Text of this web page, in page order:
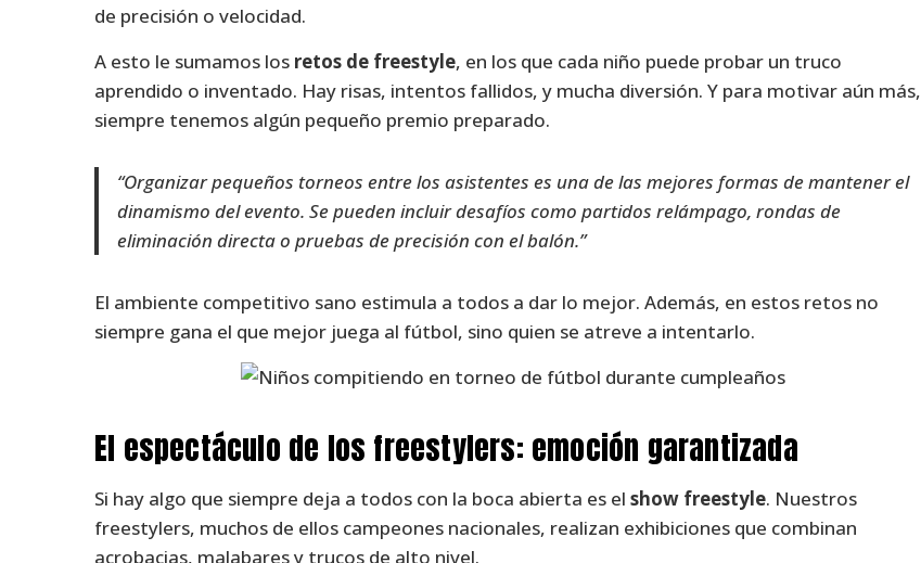
de precisión o velocidad.
A esto le sumamos los retos de freestyle, en los que cada niño puede probar un truco
aprendido o inventado. Hay risas, intentos fallidos, y mucha diversión. Y para motivar aún más,
siempre tenemos algún pequeño premio preparado.
“Organizar pequeños torneos entre los asistentes es una de las mejores formas de mantener el
dinamismo del evento. Se pueden incluir desafíos como partidos relámpago, rondas de
eliminación directa o pruebas de precisión con el balón.”
El ambiente competitivo sano estimula a todos a dar lo mejor. Además, en estos retos no
siempre gana el que mejor juega al fútbol, sino quien se atreve a intentarlo.
El espectáculo de los freestylers: emoción garantizada
Si hay algo que siempre deja a todos con la boca abierta es el show freestyle. Nuestros
freestylers, muchos de ellos campeones nacionales, realizan exhibiciones que combinan
acrobacias, malabares y trucos de alto nivel.